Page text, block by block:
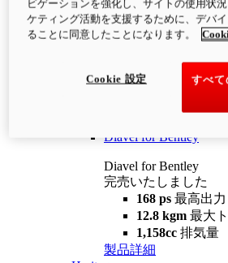
コンフィギュレータ
newV4 RS 100
12.2 kgm
最大
装備重
Diavel for Bentley
Diavel for Bentley
完売いたしました
168 ps 最高出力
12.8 kgm 最大
1,158cc 排気量
製品詳細
ビゲーションを強化し、サイトの使用状
ケティング活動を支援するために、デバ
ることに同意したことになります。
すべ
Cookie 設定